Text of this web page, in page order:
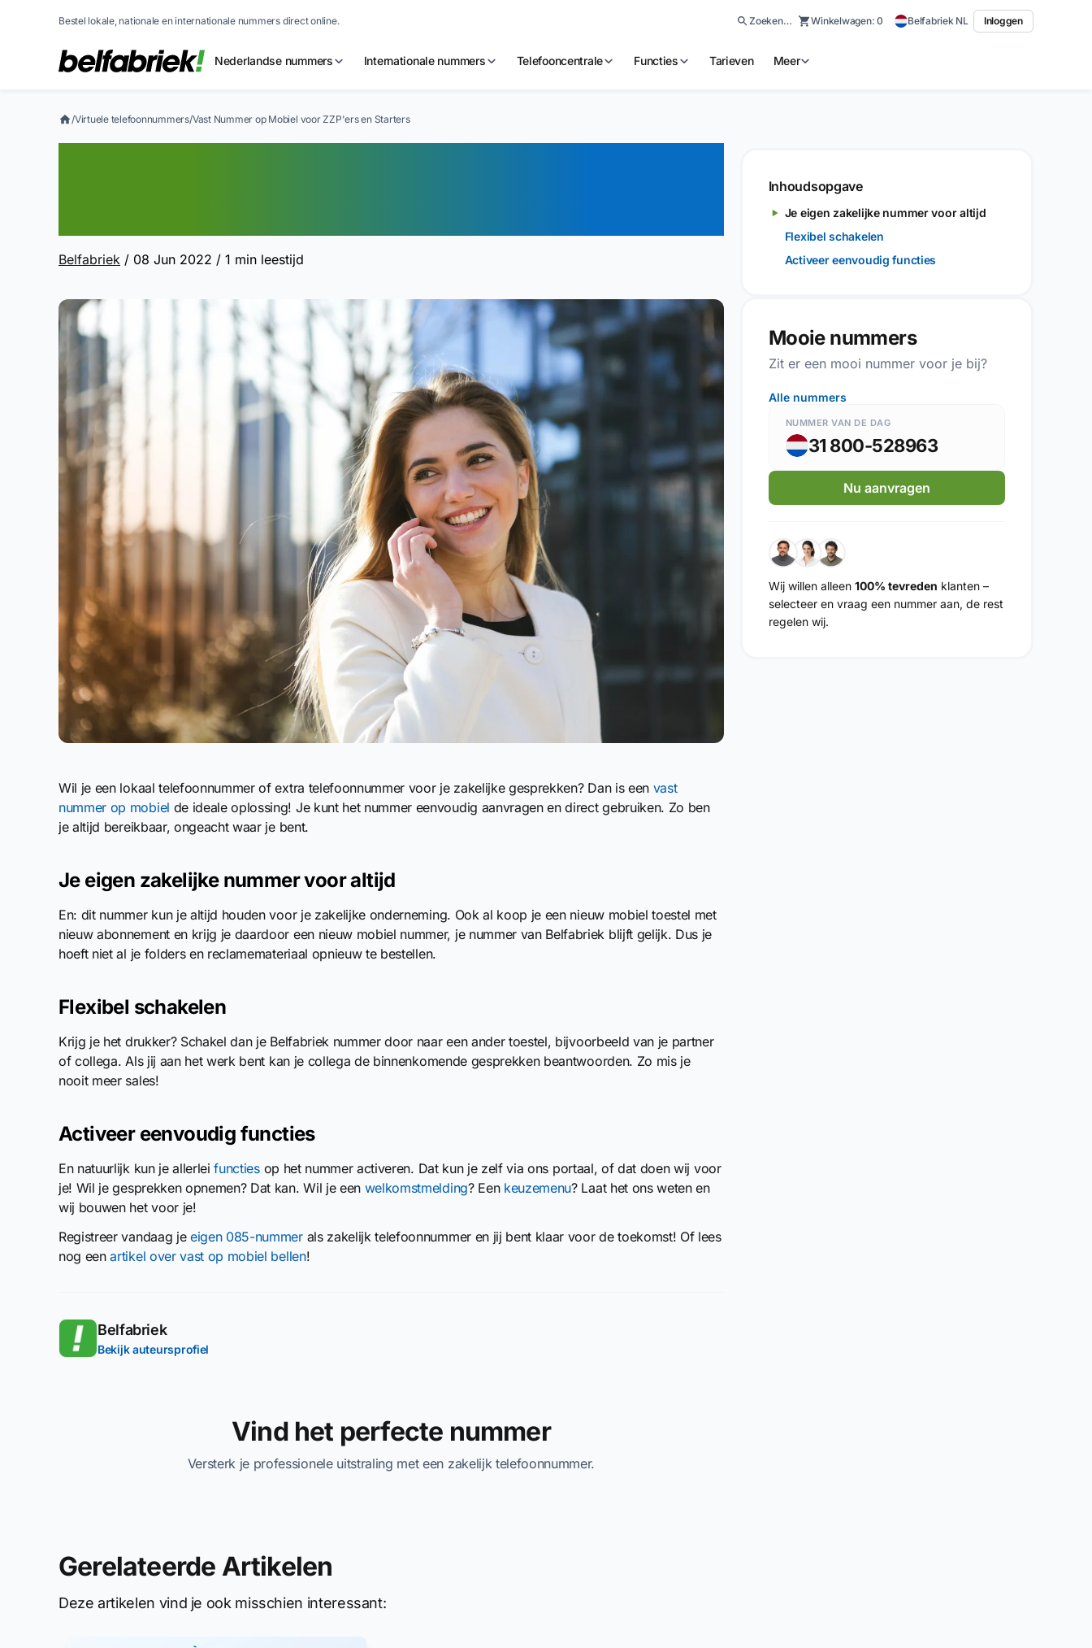
Bestel lokale, nationale en internationale nummers direct online. Zoeken… Winkelwagen:0 Belfabriek NL Inloggen
Nederlandse nummers Internationale nummers Telefooncentrale Functies Tarieven Meer
/Virtuele telefoonnummers/Vast Nummer op Mobiel voor ZZP'ers en Starters
Belfabriek / 08 Jun 2022 / 1 min leestijd
Wil je een lokaal telefoonnummer of extra telefoonnummer voor je zakelijke gesprekken? Dan is een vast
nummer op mobiel de ideale oplossing! Je kunt het nummer eenvoudig aanvragen en direct gebruiken. Zo ben
je altijd bereikbaar, ongeacht waar je bent.
Je eigen zakelijke nummer voor altijd
En: dit nummer kun je altijd houden voor je zakelijke onderneming. Ook al koop je een nieuw mobiel toestel met
nieuw abonnement en krijg je daardoor een nieuw mobiel nummer, je nummer van Belfabriek blijft gelijk. Dus je
hoeft niet al je folders en reclamemateriaal opnieuw te bestellen.
Flexibel schakelen
Krijg je het drukker? Schakel dan je Belfabriek nummer door naar een ander toestel, bijvoorbeeld van je partner
of collega. Als jij aan het werk bent kan je collega de binnenkomende gesprekken beantwoorden. Zo mis je
nooit meer sales!
Activeer eenvoudig functies
En natuurlijk kun je allerleifunctiesop het nummer activeren. Dat kun je zelf via ons portaal, of dat doen wij voor
je! Wil je gesprekken opnemen? Dat kan. Wil je een welkomstmelding? Een keuzemenu? Laat het ons weten en
wij bouwen het voor je!
Registreer vandaag je eigen 085-nummerals zakelijk telefoonnummer en jij bent klaar voor de toekomst! Of lees
nog eenartikel over vast op mobiel bellen!
Belfabriek
Bekijk auteursprofiel
Vind het perfecte nummer
Versterk je professionele uitstraling met een zakelijk telefoonnummer.
Gerelateerde Artikelen
Deze artikelen vind je ook misschien interessant:
Inhoudsopgave
Je eigen zakelijke nummer voor altijd
Flexibel schakelen
Activeer eenvoudig functies
Mooie nummers
Zit er een mooi nummer voor je bij?
Alle nummers
NUMMER VAN DE DAG
31 800-528963
Nu aanvragen
Wij willen alleen 100% tevreden klanten –
selecteer en vraag een nummer aan, de rest
regelen wij.